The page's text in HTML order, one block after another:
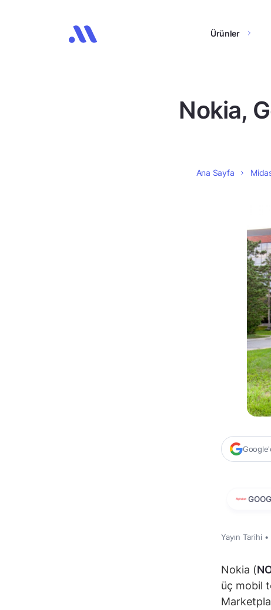
Ürünler
Nokia,
Ana Sayfa
Yayın Tarihi •
Nokia (
üç mobil